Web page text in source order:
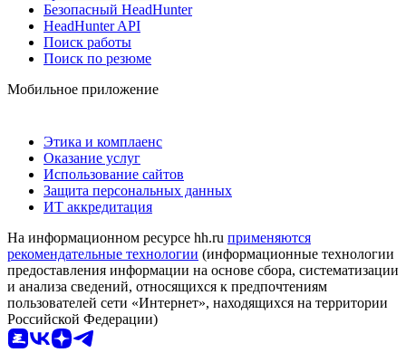
Безопасный HeadHunter
HeadHunter API
Поиск работы
Поиск по резюме
Мобильное приложение
Этика и комплаенс
Оказание услуг
Использование сайтов
Защита персональных данных
ИТ аккредитация
На информационном ресурсе hh.ru применяются
рекомендательные технологии (информационные технологии
предоставления информации на основе сбора, систематизации
и анализа сведений, относящихся к предпочтениям
пользователей сети «Интернет», находящихся на территории
Российской Федерации)